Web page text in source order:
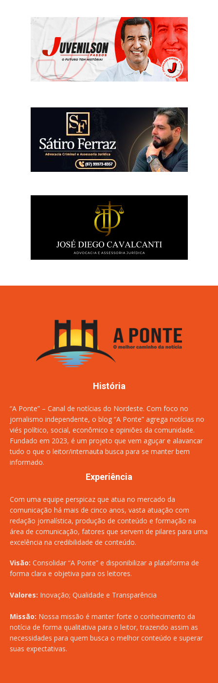
História
“A Ponte” – Canal de notícias do Nordeste. Com foco no
jornalismo independente, o blog “A Ponte” agrega notícias no
viés político, social, econômico e opiniões da comunidade.
Fundado em 2023, é um projeto que vem aguçar e alavancar
tudo o que o leitor/internauta busca para se manter bem
informado.
Experiência
Com uma equipe perspicaz que atua no mercado da
comunicação há mais de cinco anos, vasta atuação com
redação jornalística, produção de conteúdo e formação na
área de comunicação, fatores que servem de pilares para uma
excelência na credibilidade de conteúdo.
Visão: Consolidar “A Ponte” e disponibilizar a plataforma de
forma clara e objetiva para os leitores.
Valores: Inovação; Qualidade e Transparência
Missão: Nossa missão é manter forte o conhecimento da
notícia de forma qualitativa para o leitor, trazendo assim as
necessidades para quem busca o melhor conteúdo e superar
suas expectativas.